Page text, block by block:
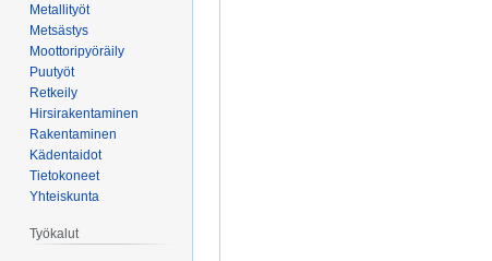
Metallityöt
Metsästys
Moottoripyöräily
Puutyöt
Retkeily
Hirsirakentaminen
Rakentaminen
Kädentaidot
Tietokoneet
Yhteiskunta
Työkalut